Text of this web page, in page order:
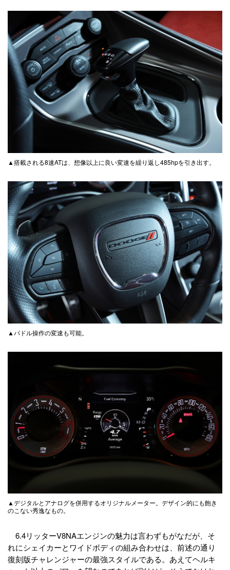
▲搭載される8速ATは、想像以上に良い変速を繰り返し485hpを引き出す。
▲パドル操作の変速も可能。
▲デジタルとアナログを併用するオリジナルメーター。デザイン的にも飽き
のこない秀逸なもの。
6.4リッターV8NAエンジンの魅力は言わずもがなだが、そ
れにシェイカーとワイドボディの組み合わせは、前述の通り
復刻版チャレンジャーの最強スタイルである。あえてヘルキ